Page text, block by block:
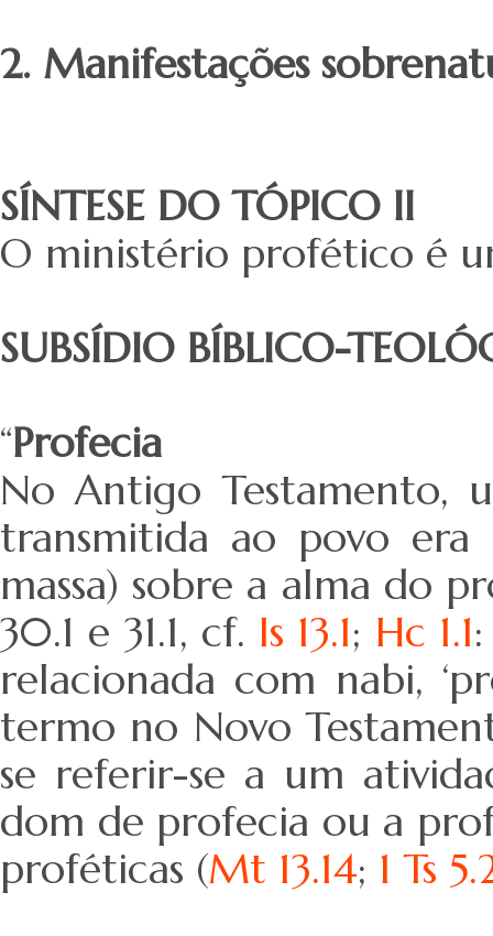
2. Manifestações
SÍNTESE DO TÓPICO II
O ministério profético é
SUBSÍDIO BÍBLICO-
“Profecia
No Antigo Testamento,
transmitida ao povo era
massa) sobre a alma do
30.1 e 31.1, cf. Is 13.1; Hc 1.1
relacionada com nabi,
termo no Novo
se referir-se a um
dom de profecia ou a
proféticas (Mt 13.14; 1 Ts